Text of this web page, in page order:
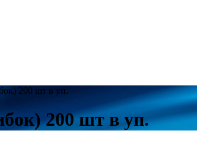
200 шт в уп.
200 шт в уп.